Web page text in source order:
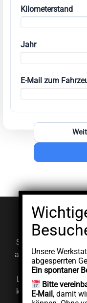
Kilometerstand
Jahr
E-Mail zum
©
Serviceleistungen,
ausschließlich von
AddCycle GMBH
Lizenz der Marke
keine
Unsere
abgesperrten
Ein spontaner
Bitte
E-Mail, damit